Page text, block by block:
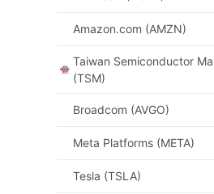
Amazon.com (AMZN)
Taiwan Semiconductor
(TSM)
Broadcom (AVGO)
Meta Platforms (META)
Tesla (TSLA)